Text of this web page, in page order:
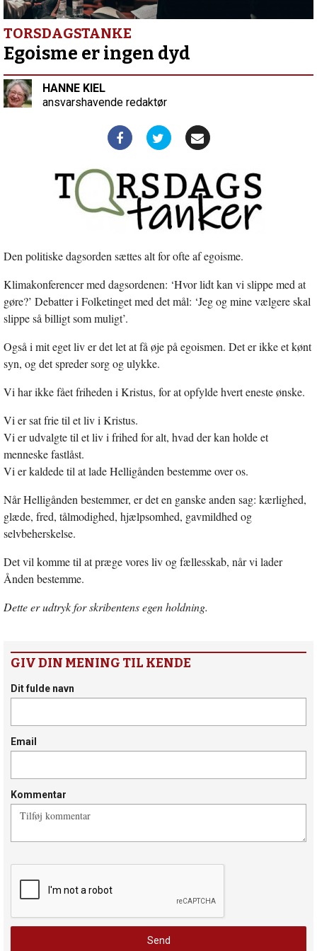
Forskelle
og
fællesskab
TORSDAGSTANKE
Egoisme er ingen dyd
HANNE KIEL
ansvarshavende redaktør
Den politiske dagsorden sættes alt for ofte af egoisme.
Klimakonferencer med dagsordenen: ‘Hvor lidt kan vi slippe med at
gøre?’ Debatter i Folketinget med det mål: ‘Jeg og mine vælgere skal
slippe så billigt som muligt’.
Også i mit eget liv er det let at få øje på egoismen. Det er ikke et kønt
syn, og det spreder sorg og ulykke.
Vi har ikke fået friheden i Kristus, for at opfylde hvert eneste ønske.
Vi er sat frie til et liv i Kristus.
Vi er udvalgte til et liv i frihed for alt, hvad der kan holde et
menneske fastlåst.
Vi er kaldede til at lade Helligånden bestemme over os.
Når Helligånden bestemmer, er det en ganske anden sag: kærlighed,
glæde, fred, tålmodighed, hjælpsomhed, gavmildhed og
selvbeherskelse.
Det vil komme til at præge vores liv og fællesskab, når vi lader
Ånden bestemme.
Dette er udtryk for skribentens egen holdning.
GIV DIN MENING TIL KENDE
Dit fulde navn
Email
Kommentar